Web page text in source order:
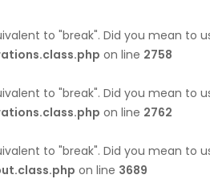
to "break". Did you mean to
on line 2758
to "break". Did you mean to
on line 2762
to "break". Did you mean to
on line 3689